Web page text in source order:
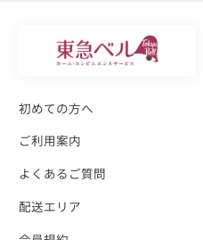
初めての方へ
ご利用案内
よくあるご質問
配送エリア